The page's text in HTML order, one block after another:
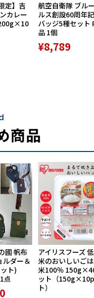
定】吉
カレー
航空自衛隊 ブル
ルス創設60周年
バッジ5種セット
品 1個
¥8,789
商品
國 帆布
ルダー＆
ト)
点
アイリスフーズ
米のおいしいご
米100％
ット（
ト）